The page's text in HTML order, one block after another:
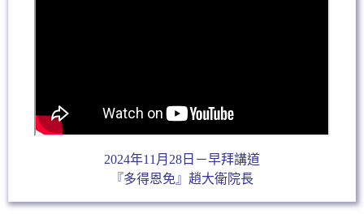
2024年11月28日－早拜講道
『多得恩免』趙大衛院長